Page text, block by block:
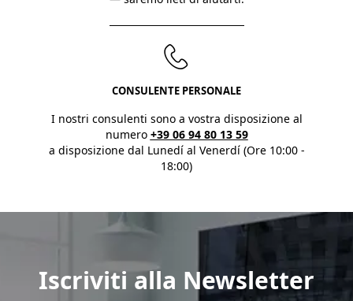
CONSULENTE PERSONALE
I nostri consulenti sono a vostra disposizione al
numero +39 06 94 80 13 59
a disposizione dal Lunedí al Venerdí (Ore 10:00 -
18:00)
Iscriviti alla Newsletter